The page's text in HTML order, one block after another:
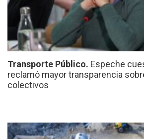
Transporte Público. Espeche
reclamó mayor transparencia
colectivos